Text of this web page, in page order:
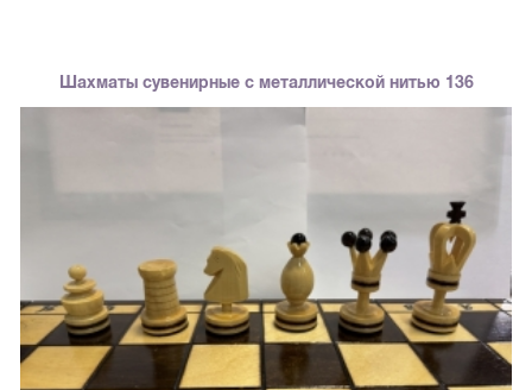
Шахматы сувенирные с металлической нитью 136